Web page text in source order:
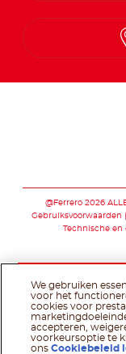
@Ferrero 2026
Gebruiksvoorwaarden
Technische
We gebruiken
voor het
cookies voor
accepteren,
voorkeursoptie te
onsCookiebeleid